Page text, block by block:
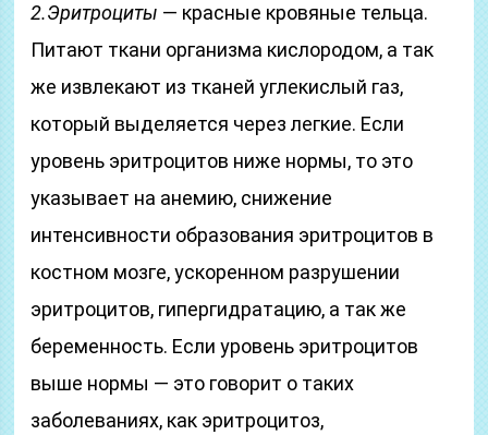
2.Эритроциты — красные кровяные тельца.
Питают ткани организма кислородом, а так
же извлекают из тканей углекислый газ,
который выделяется через легкие. Если
уровень эритроцитов ниже нормы, то это
указывает на анемию, снижение
интенсивности образования эритроцитов в
костном мозге, ускоренном разрушении
эритроцитов, гипергидратацию, а так же
беременность. Если уровень эритроцитов
выше нормы — это говорит о таких
заболеваниях, как эритроцитоз,